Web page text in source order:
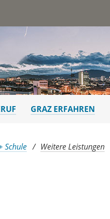
GRAZ ERFAHREN
Schule Weitere Leistungen